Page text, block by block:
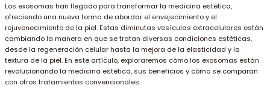
Los exosomas han llegado para transformar la medicina estética,
ofreciendo una nueva forma de abordar el envejecimiento y el
rejuvenecimiento de la piel. Estas diminutas vesículas extracelulares están
cambiando la manera en que se tratan diversas condiciones estéticas,
desde la regeneración celular hasta la mejora de la elasticidad y la
textura de la piel. En este artículo, exploraremos cómo los exosomas están
revolucionando la medicina estética, sus beneficios y cómo se comparan
con otros tratamientos convencionales.